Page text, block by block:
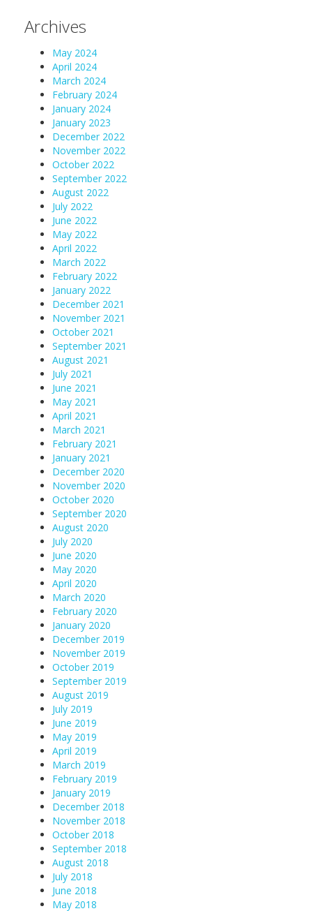
Archives
May 2024
April 2024
March 2024
February 2024
January 2024
January 2023
December 2022
November 2022
October 2022
September 2022
August 2022
July 2022
June 2022
May 2022
April 2022
March 2022
February 2022
January 2022
December 2021
November 2021
October 2021
September 2021
August 2021
July 2021
June 2021
May 2021
April 2021
March 2021
February 2021
January 2021
December 2020
November 2020
October 2020
September 2020
August 2020
July 2020
June 2020
May 2020
April 2020
March 2020
February 2020
January 2020
December 2019
November 2019
October 2019
September 2019
August 2019
July 2019
June 2019
May 2019
April 2019
March 2019
February 2019
January 2019
December 2018
November 2018
October 2018
September 2018
August 2018
July 2018
June 2018
May 2018